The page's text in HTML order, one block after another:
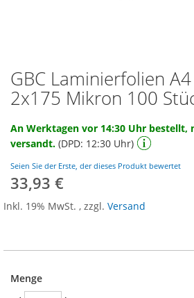
Zum
Anfang
der
springen
GBC Laminierfolien
2x175 Mikron 100
An Werktagen vor 14:30 Uhr bestellt,
versandt. (DPD: 12:30 Uhr)
Seien Sie der Erste, der dieses Produkt bewertet
33,93 €
Inkl. 19% MwSt. , zzgl. Versand
Menge